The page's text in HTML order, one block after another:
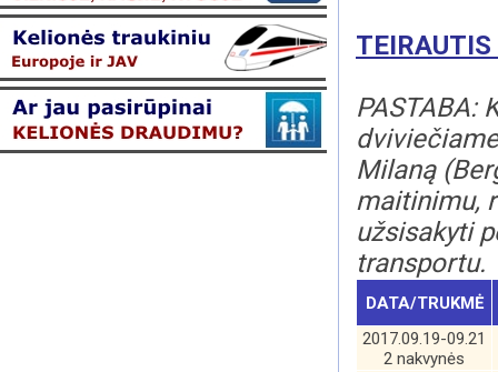
TEIRAUTIS
PASTABA:
Milaną
maitinimu,
užsisakyti
transportu.
DATA/TRUKMĖ
2017.09.19-09.21
2 nakvynės